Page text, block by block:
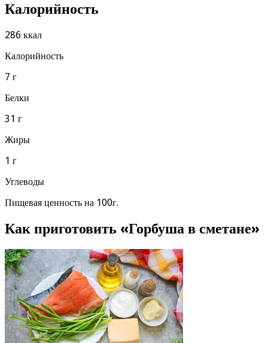
Калорийность
286 ккал
Калорийность
7 г
Белки
31 г
Жиры
1 г
Углеводы
Пищевая ценность на 100г.
Как приготовить «Горбуша в сметане»